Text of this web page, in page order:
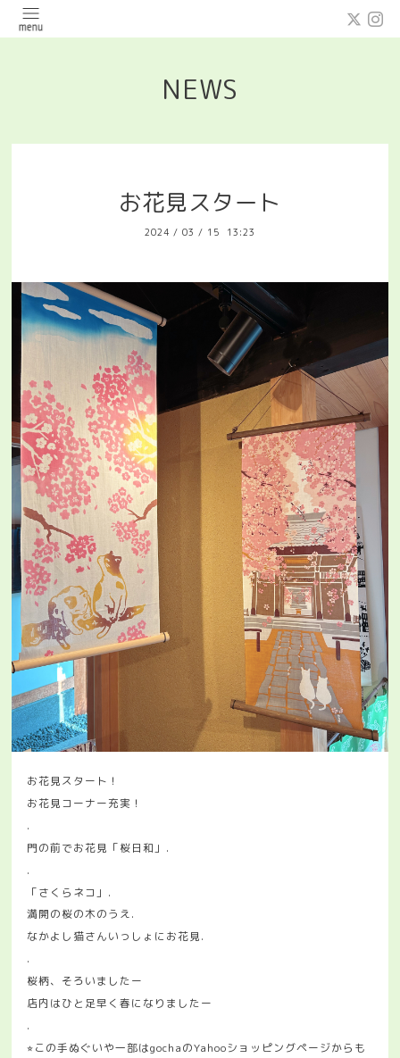
NEWS
お花見スタート
2024 / 03 / 15 13:23
お花見スタート！
お花見コーナー充実！
.
門の前でお花見「桜日和」.
.
「さくらネコ」.
満開の桜の木のうえ.
なかよし猫さんいっしょにお花見.
.
桜柄、そろいましたー
店内はひと足早く春になりましたー
.
⭐︎この手ぬぐいや一部はgochaのYahooショッピングページからも